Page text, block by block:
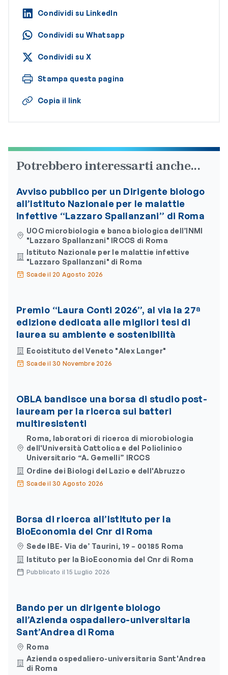
Condividi su LinkedIn
Condividi su Whatsapp
Condividi su X
Stampa questa pagina
Copia il link
Potrebbero interessarti anche...
Avviso pubblico per un Dirigente biologo
all’Istituto Nazionale per le malattie
infettive “Lazzaro Spallanzani” di Roma
UOC microbiologia e banca biologica dell’INMI
"Lazzaro Spallanzani" IRCCS di Roma
Istituto Nazionale per le malattie infettive
"Lazzaro Spallanzani" di Roma
Scade il 20 Agosto 2026
Premio “Laura Conti 2026”, al via la 27ª
edizione dedicata alle migliori tesi di
laurea su ambiente e sostenibilità
Ecoistituto del Veneto "Alex Langer"
Scade il 30 Novembre 2026
OBLA bandisce una borsa di studio post-
lauream per la ricerca sui batteri
multiresistenti
Roma, laboratori di ricerca di microbiologia
dell'Università Cattolica e del Policlinico
Universitario “A. Gemelli” IRCCS
Ordine dei Biologi del Lazio e dell'Abruzzo
Scade il 30 Agosto 2026
Borsa di ricerca all’Istituto per la
BioEconomia del Cnr di Roma
Sede IBE- Via de’ Taurini, 19 – 00185 Roma
Istituto per la BioEconomia del Cnr di Roma
Pubblicato il 15 Luglio 2026
Bando per un dirigente biologo
all’Azienda ospadaliero-universitaria
Sant’Andrea di Roma
Roma
Azienda ospedaliero-universitaria Sant'Andrea
di Roma